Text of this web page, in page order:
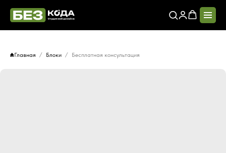
Главная Блоки Бесплатная консультация